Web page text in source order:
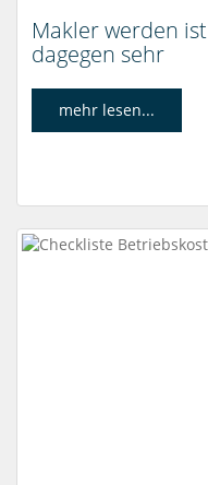
Makler werden
dagegen sehr
mehr lesen...